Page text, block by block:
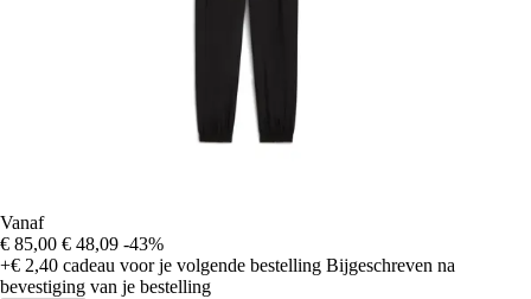
Vanaf
€ 85,00 € 48,09 -43%
+€ 2,40 cadeau voor je volgende bestelling Bijgeschreven na
bevestiging van je bestelling